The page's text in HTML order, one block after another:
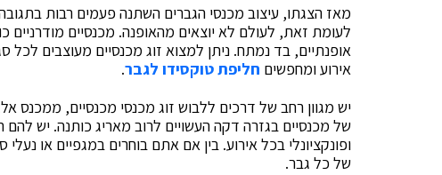
מאז הצגתו, עיצוב מכנסי הגברים השתנה פעמים רבות
לעומת זאת, לעולם לא יוצאים מהאופנה. מכנסיים מודרניים
אופנתיים, בד נמתח. ניתן למצוא זוג מכנסיים מעוצבים לכל
אירוע ומחפשים חליפת טוקסידו לגבר.
יש מגוון רחב של דרכים ללבוש זוג מכנסי מכנסיים, ממכנס
של מכנסיים בגזרה דקה העשויים לרוב מאריג כותנה. יש
ופונקציונלי בכל אירוע. בין אם אתם בוחרים במגפיים או
של כל גבר.